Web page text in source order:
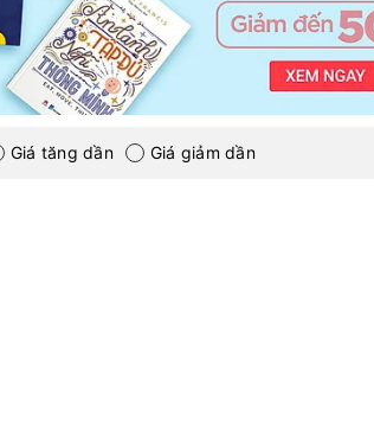
Giá tăng dần Giá giảm dần